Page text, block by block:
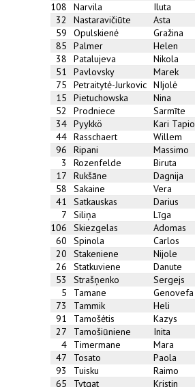
108 Narvila Iluta
32
Nastaravičiūte Asta
59
Opulskienė Gražina
85
Palmer Helen
38
Patalujeva Nikola
51
Pavlovsky Marek
75
Petraitytė-Jurkovic NIjolė
15
Pietuchowska Nina
52
Prodniece Sarmīte
34 Pyykkö Kari Tapio
44 Rasschaert Willem
96
Ripani Massimo
3
Rozenfelde Biruta
17
Rukšāne Dagnija
58
Sakaine Vera
41
Satkauskas Darius
7
Siliņa Līga
106
Skiezgelas Adomas
60
Spinola Carlos
20
Stakeniene Nijole
26
Statkuviene Danute
53
Strašņenko Sergejs
5
Tamane Genovefa
73
Tammik Heli
91
Tamošėtis Kazys
27
Tamošiūniene Inita
4
Timermane Mara
47
Tosato Paola
93
Tuisku Raimo
65
Tytgat Kristin